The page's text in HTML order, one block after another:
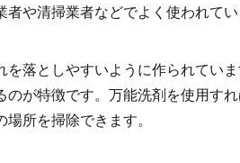
や清掃業者などでよく使われて
落としやすいように作られてい
が特徴です。万能洗剤を使用す
所を掃除できます。